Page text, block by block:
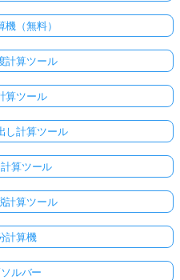
（無料）
計算ツール
算ツール
し計算ツール
算ツール
計算ツール
計算機
ルバー